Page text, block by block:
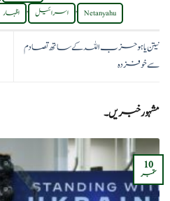
Netanyahu
, اسرائیل , اظہار
نیتن یاہو حزب اللہ کے ساتھ تصادم
سے خوفزدہ
مشہور خبریں۔
10
ستمبر